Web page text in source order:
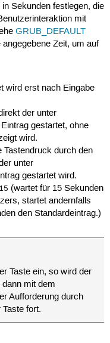
Sekunden festlegen, die
mit
GRUB_DEFAULT
Zeit, um auf
wird erst nach Eingabe
der unter
gestartet, ohne
wird.
Tastendruck durch den
unter
gestartet wird.
(wartet für 15 Sekunden
startet andernfalls
den Standardeintrag.)
Taste ein, so wird der
mit dem
Aufforderung durch
fort.